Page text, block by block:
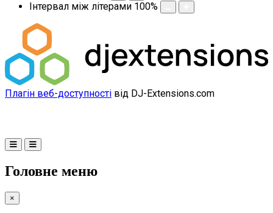
Інтервал між літерами 100%
Плагін веб-доступності від DJ-Extensions.com
Головне меню
×